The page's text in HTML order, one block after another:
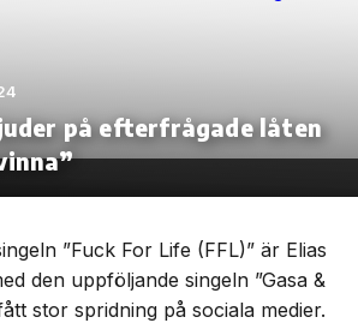
på efterfrågade låten
”Fuck For Life (FFL)” är Elias
den uppföljande singeln ”Gasa &
stor spridning på sociala medier.